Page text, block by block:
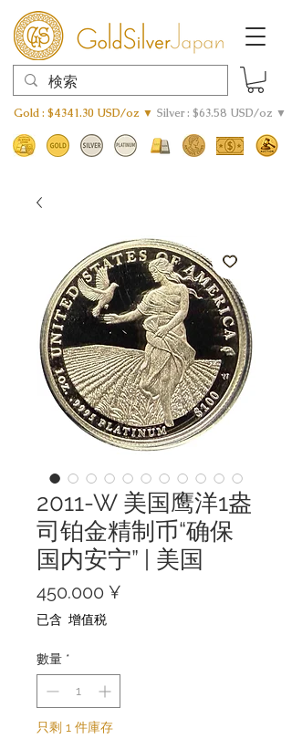
Gold : $4341.30 USD/oz ▼ Silver : $63.58 USD/oz ▼
2011-W 美国鹰洋1盎
司铂金精制币“确保
国内安宁” | 美国
450.000 ¥
已含 增值税
數量 *
只剩 1 件庫存